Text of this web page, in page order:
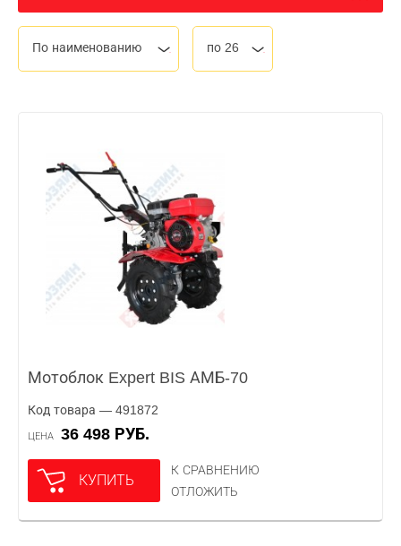
По наименованию по 26
Мотоблок Expert BIS АМБ-70
Код товара — 491872
ЦЕНА 36 498 РУБ.
КУПИТЬ
К СРАВНЕНИЮ
ОТЛОЖИТЬ